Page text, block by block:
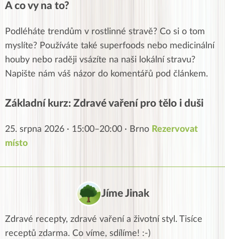
A co vy na to?
Podléháte trendům v rostlinné stravě? Co si o tom
myslíte? Používáte také superfoods nebo medicinální
houby nebo raději vsázíte na naši lokální stravu?
Napište nám váš názor do komentářů pod článkem.
Základní kurz: Zdravé vaření pro tělo i duši
25. srpna 2026 · 15:00–20:00 · Brno Rezervovat
místo
Jíme Jinak
Zdravé recepty, zdravé vaření a životní styl. Tisíce
receptů zdarma. Co víme, sdílíme! :-)